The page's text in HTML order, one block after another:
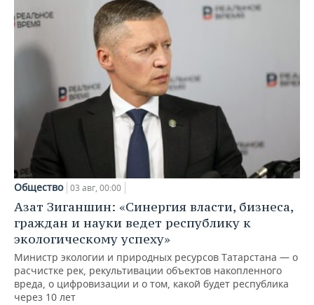
Общество 03 авг, 00:00
Азат Зиганшин: «Синергия власти, бизнеса,
граждан и науки ведет республику к
экологическому успеху»
Министр экологии и природных ресурсов Татарстана — о
расчистке рек, рекультивации объектов накопленного
вреда, о цифровизации и о том, какой будет республика
через 10 лет